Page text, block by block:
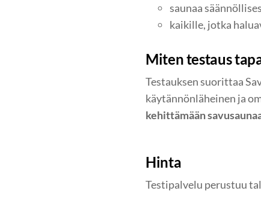
saunaa
kaikille, jotka
Miten testaus
Testauksen suorittaa
käytännönläheinen ja
kehittämään
Hinta
Testipalvelu perustuu